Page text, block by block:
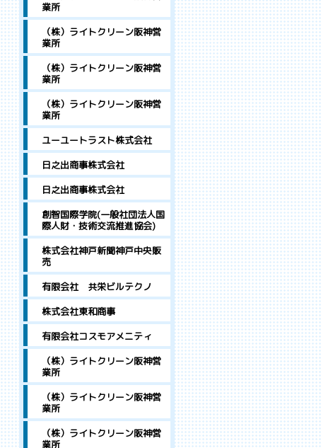
業所
（株）ライトクリーン阪神営
業所
（株）ライトクリーン阪神営
業所
（株）ライトクリーン阪神営
業所
ユーユートラスト株式会社
日之出商事株式会社
日之出商事株式会社
創智国際学院(一般社団法人国
際人財・技術交流推進協会)
株式会社神戸新聞神戸中央販
売
有限会社 共栄ビルテクノ
株式会社東和商事
有限会社コスモアメニティ
（株）ライトクリーン阪神営
業所
（株）ライトクリーン阪神営
業所
（株）ライトクリーン阪神営
業所